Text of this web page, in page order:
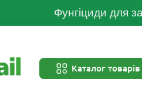
Фунгіциди для
Каталог товарів